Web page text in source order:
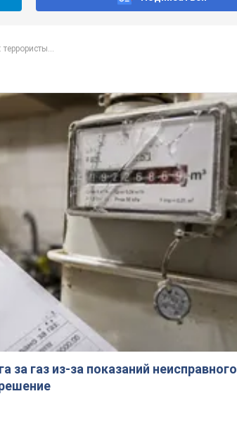
газ из-за показаний неисправного